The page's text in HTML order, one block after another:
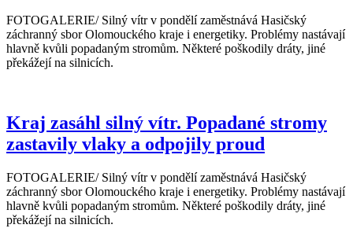
FOTOGALERIE/ Silný vítr v pondělí zaměstnává Hasičský
záchranný sbor Olomouckého kraje i energetiky. Problémy nastávají
hlavně kvůli popadaným stromům. Některé poškodily dráty, jiné
překážejí na silnicích.
Kraj zasáhl silný vítr. Popadané stromy
zastavily vlaky a odpojily proud
FOTOGALERIE/ Silný vítr v pondělí zaměstnává Hasičský
záchranný sbor Olomouckého kraje i energetiky. Problémy nastávají
hlavně kvůli popadaným stromům. Některé poškodily dráty, jiné
překážejí na silnicích.